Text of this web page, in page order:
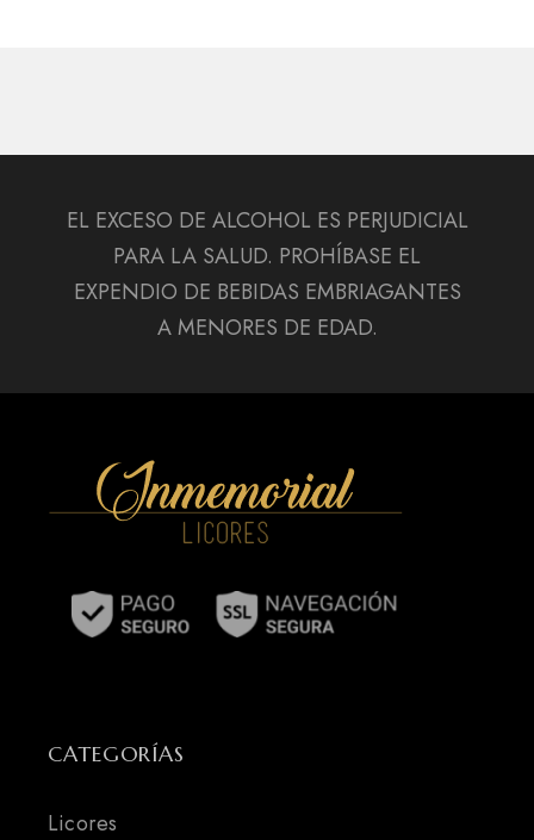
EL EXCESO DE ALCOHOL ES PERJUDICIAL
PARA LA SALUD. PROHÍBASE EL
EXPENDIO DE BEBIDAS EMBRIAGANTES
A MENORES DE EDAD.
CATEGORÍAS
Licores